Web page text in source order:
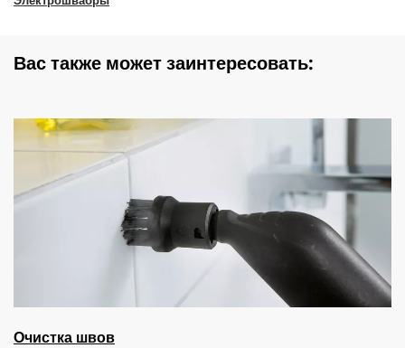
Вас также может заинтересовать:
Очистка швов